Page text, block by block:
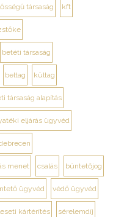
társaság kft
betéti társaság
beltag kültag
társaság alapítás
eljárás ügyvéd
menet csalás büntetőjog
ügyvéd védő ügyvéd
kártérítés sérelemdíj